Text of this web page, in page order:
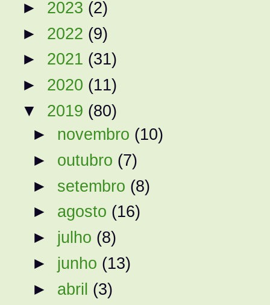
► 2023 (2)
► 2022 (9)
► 2021 (31)
► 2020 (11)
▼ 2019 (80)
► novembro (10)
► outubro (7)
► setembro (8)
► agosto (16)
► julho (8)
► junho (13)
► abril (3)